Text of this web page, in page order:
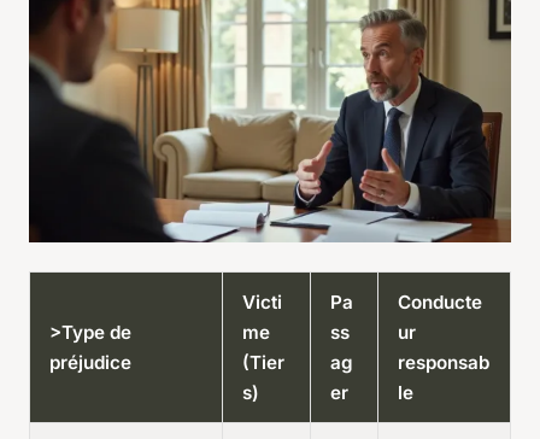
>Type de
préjudice
Victi
me
(Tier
s)
Pa
ss
ag
er
Conducte
ur
responsab
le